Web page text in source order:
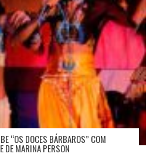
“OS DOCES BÁRBAROS” COM
DE MARINA PERSON